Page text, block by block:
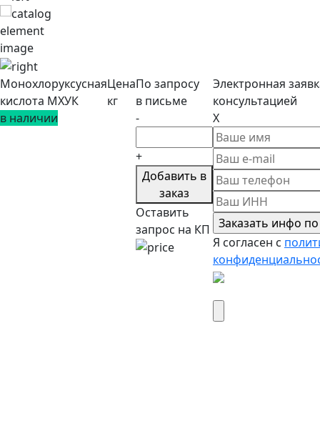
Монохлоруксусная
кислота МХУК
в наличии
Цена
кг
По запросу
в письме
-
+
Добавить в
заказ
Оставить
запрос на КП
Электронная
консультацией
X
Я согласен c